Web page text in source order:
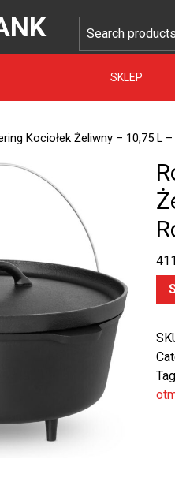
SKLEP
Kociołek Żeliwny – 10,75 L